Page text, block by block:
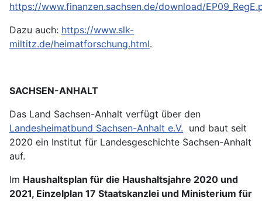
https://www.finanzen.sachsen.de/download/
Dazu auch: https://www.slk-
miltitz.de/heimatforschung.html.
SACHSEN-ANHALT
Das Land Sachsen-Anhalt verfügt über den
Landesheimatbund Sachsen-Anhalt e.V. und baut seit
2020 ein Institut für Landesgeschichte Sachsen-Anhalt
auf.
Im Haushaltsplan für die Haushaltsjahre 2020 und
2021, Einzelplan 17 Staatskanzlei und Ministerium für